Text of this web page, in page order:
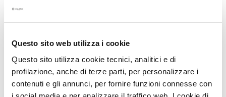
Questo sito web utilizza i cookie
Questo sito utilizza cookie tecnici, analitici e di
profilazione, anche di terze parti, per personalizzare i
contenuti e gli annunci, per fornire funzioni connesse con
n
r
M
a
s